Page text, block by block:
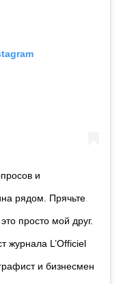
и
рядом. Прячьте
просто мой друг.
журнала L’Officiel
и бизнесмен